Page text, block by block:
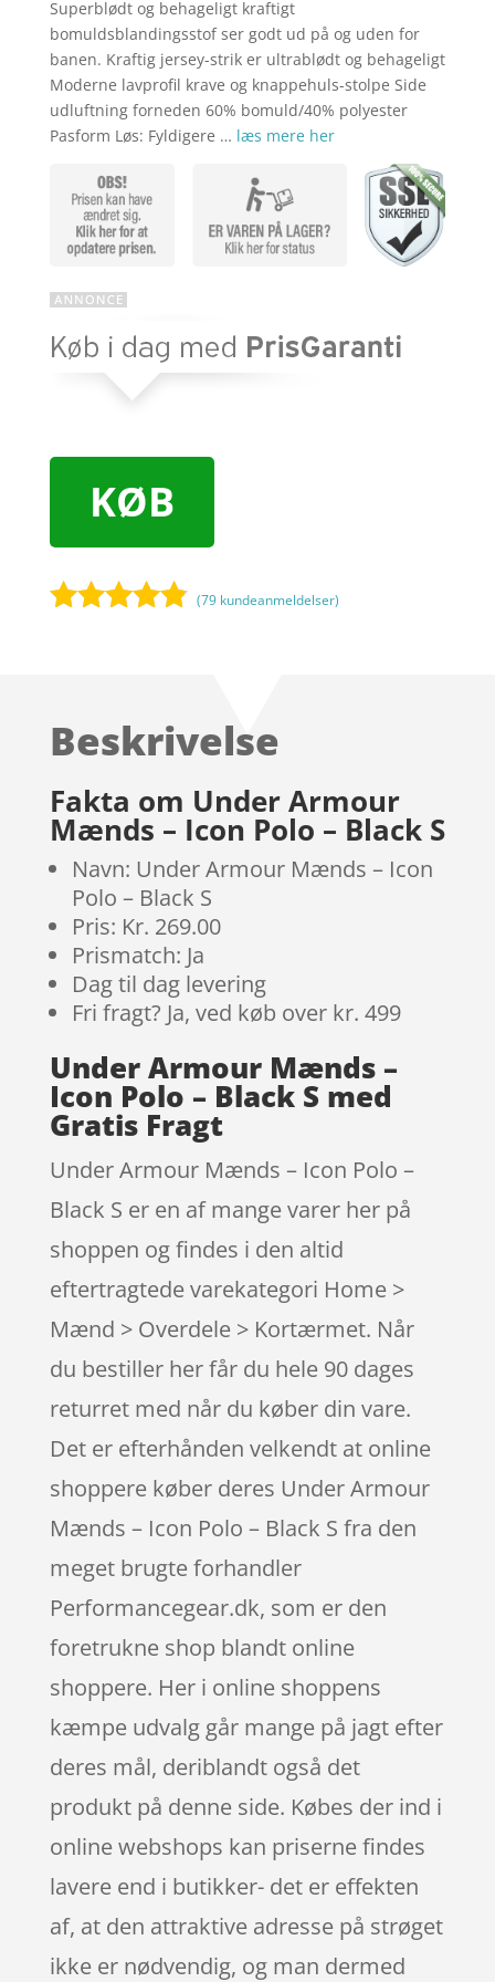
er:
kr.
Superblødt og behageligt kraftigt
bomuldsblandingsstof ser godt ud på og uden for
banen. Kraftig jersey-strik er ultrablødt og behageligt
Moderne lavprofil krave og knappehuls-stolpe Side
udluftning forneden 60% bomuld/40% polyester
Pasform Løs: Fyldigere … læs mere her
KØB
kundebedø
(79 kundeanmeldelser)
Beskrivelse
Fakta om Under Armour
Mænds – Icon Polo – Black S
Navn: Under Armour Mænds – Icon
Polo – Black S
Pris: Kr. 269.00
Prismatch: Ja
Dag til dag levering
Fri fragt? Ja, ved køb over kr. 499
Under Armour Mænds –
Icon Polo – Black S med
Gratis Fragt
Under Armour Mænds – Icon Polo –
Black S er en af mange varer her på
shoppen og findes i den altid
eftertragtede varekategori Home >
Mænd > Overdele > Kortærmet. Når
du bestiller her får du hele 90 dages
returret med når du køber din vare.
Det er efterhånden velkendt at online
shoppere køber deres Under Armour
Mænds – Icon Polo – Black S fra den
meget brugte forhandler
Performancegear.dk, som er den
foretrukne shop blandt online
shoppere. Her i online shoppens
kæmpe udvalg går mange på jagt efter
deres mål, deriblandt også det
produkt på denne side. Købes der ind i
online webshops kan priserne findes
lavere end i butikker- det er effekten
af, at den attraktive adresse på strøget
ikke er nødvendig, og man dermed